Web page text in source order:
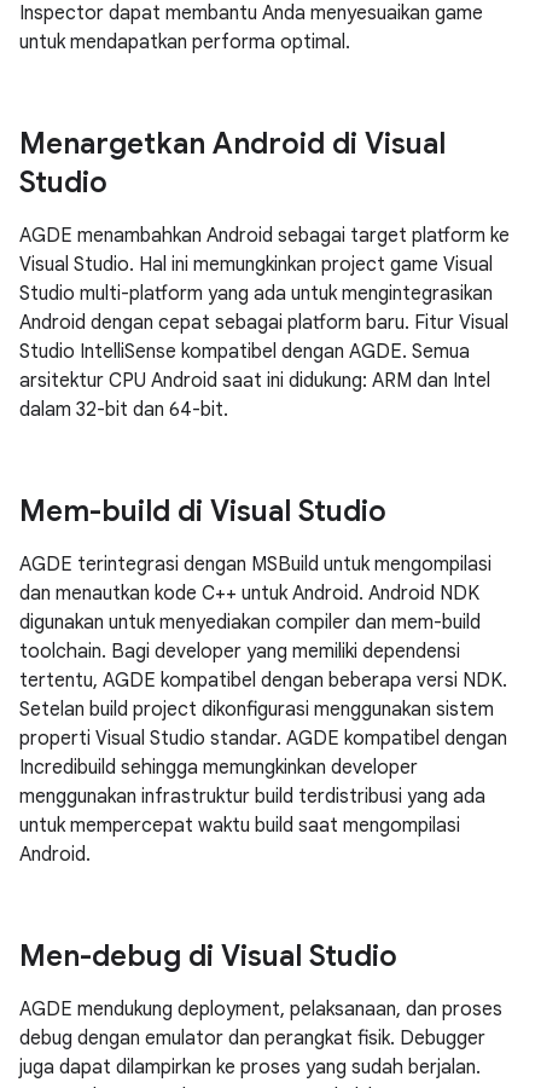
Inspector dapat membantu Anda menyesuaikan game
untuk mendapatkan performa optimal.
Menargetkan Android di Visual
Studio
AGDE menambahkan Android sebagai target platform ke
Visual Studio. Hal ini memungkinkan project game Visual
Studio multi-platform yang ada untuk mengintegrasikan
Android dengan cepat sebagai platform baru. Fitur Visual
Studio IntelliSense kompatibel dengan AGDE. Semua
arsitektur CPU Android saat ini didukung: ARM dan Intel
dalam 32-bit dan 64-bit.
Mem-build di Visual Studio
AGDE terintegrasi dengan MSBuild untuk mengompilasi
dan menautkan kode C++ untuk Android. Android NDK
digunakan untuk menyediakan compiler dan mem-build
toolchain. Bagi developer yang memiliki dependensi
tertentu, AGDE kompatibel dengan beberapa versi NDK.
Setelan build project dikonfigurasi menggunakan sistem
properti Visual Studio standar. AGDE kompatibel dengan
Incredibuild sehingga memungkinkan developer
menggunakan infrastruktur build terdistribusi yang ada
untuk mempercepat waktu build saat mengompilasi
Android.
Men-debug di Visual Studio
AGDE mendukung deployment, pelaksanaan, dan proses
debug dengan emulator dan perangkat fisik. Debugger
juga dapat dilampirkan ke proses yang sudah berjalan.